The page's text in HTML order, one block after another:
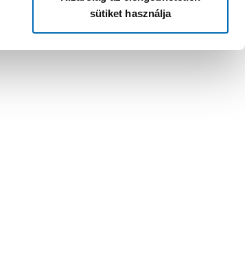
sütiket használja